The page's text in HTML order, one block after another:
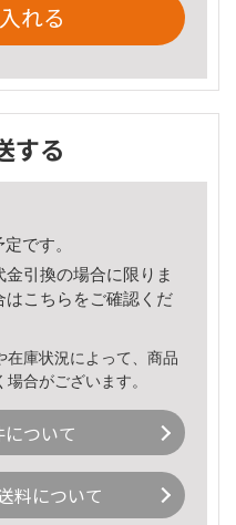
れる
する
です。
引換の場合に限りま
はこちら をご確認くだ
庫状況によって、商品
合がございます。
ついて
料について